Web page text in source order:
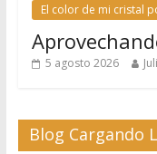
El color de mi cristal
5 agosto 2026
Blog Cargando